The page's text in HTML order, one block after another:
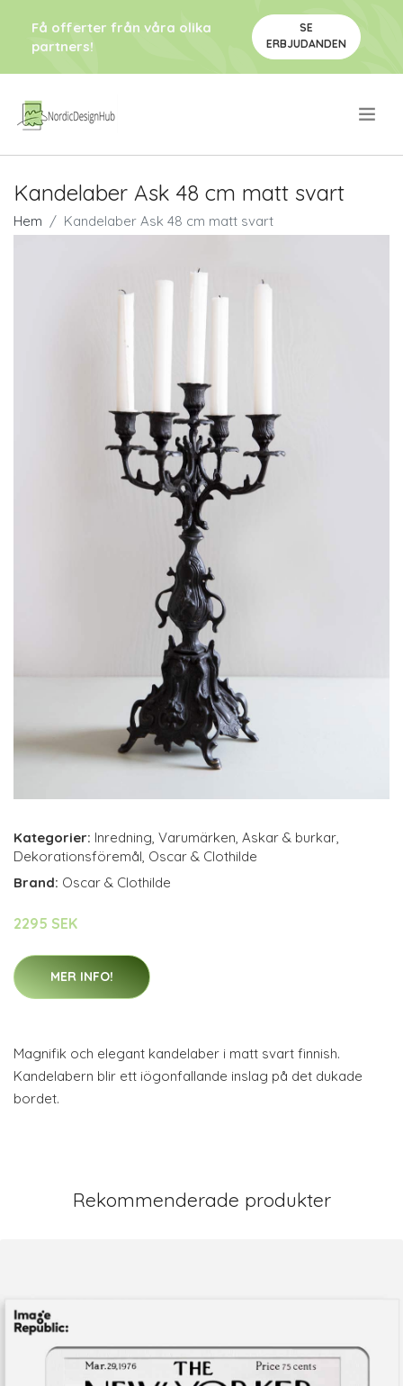
Få offerter från våra olika
partners!
SE
ERBJUDANDEN
Kandelaber Ask 48 cm matt svart
Hem Kandelaber Ask 48 cm matt svart
Kategorier: Inredning, Varumärken, Askar & burkar,
Dekorationsföremål, Oscar & Clothilde
Brand: Oscar & Clothilde
2295 SEK
MER INFO!
Magnifik och elegant kandelaber i matt svart finnish.
Kandelabern blir ett iögonfallande inslag på det dukade
bordet.
Rekommenderade produkter